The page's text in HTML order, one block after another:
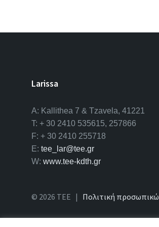
Larissa
A: Kallithea 7 & Tzavela, 41221
T: + 30 2410 535615, 257866
F: + 30 2410 255718
E: tee_lar@tee.gr
W: www.tee-kdth.gr
© 2026 ΤΕΕ | Πολιτική